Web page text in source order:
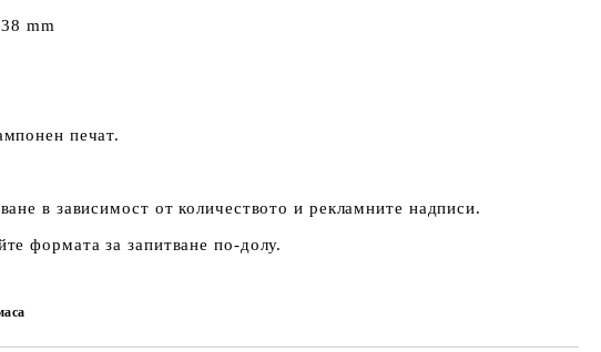
mm
печат.
в зависимост от количеството и рекламните надписи.
формата за запитване по-долу.